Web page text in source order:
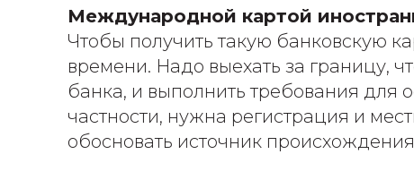
Международной картой
Чтобы получить такую банковскую
времени. Надо выехать за границу,
банка, и выполнить требования для
частности, нужна регистрация и
обосновать источник